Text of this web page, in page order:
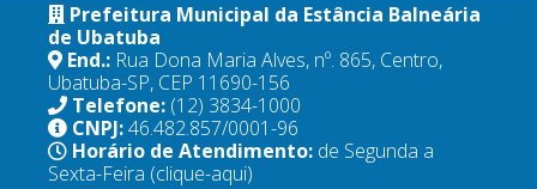
Prefeitura Municipal da Estância Balneária
de Ubatuba
End.: Rua Dona Maria Alves, nº. 865, Centro,
Ubatuba-SP, CEP 11690-156
Telefone: (12) 3834-1000
CNPJ:46.482.857/0001-96
Horário de Atendimento: de Segunda a
Sexta-Feira (clique-aqui)